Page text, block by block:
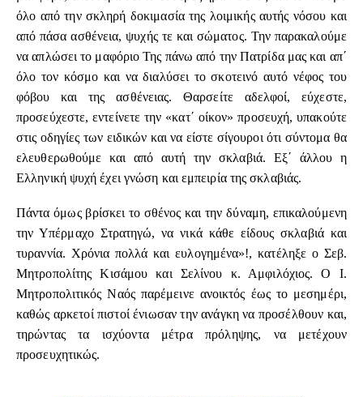
όλο από την σκληρή δοκιμασία της λοιμικής αυτής νόσου και
από πάσα ασθένεια, ψυχής τε και σώματος. Την παρακαλούμε
να απλώσει το μαφόριο Της πάνω από την Πατρίδα μας και απ΄
όλο τον κόσμο και να διαλύσει το σκοτεινό αυτό νέφος του
φόβου και της ασθένειας. Θαρσείτε αδελφοί, εύχεστε,
προσεύχεστε, εντείνετε την «κατ΄ οίκον» προσευχή, υπακούτε
στις οδηγίες των ειδικών και να είστε σίγουροι ότι σύντομα θα
ελευθερωθούμε και από αυτή την σκλαβιά. Εξ΄ άλλου η
Ελληνική ψυχή έχει γνώση και εμπειρία της σκλαβιάς.
Πάντα όμως βρίσκει το σθένος και την δύναμη, επικαλούμενη
την Υπέρμαχο Στρατηγώ, να νικά κάθε είδους σκλαβιά και
τυραννία. Χρόνια πολλά και ευλογημένα»!, κατέληξε ο Σεβ.
Μητροπολίτης Κισάμου και Σελίνου κ. Αμφιλόχιος. Ο Ι.
Μητροπολιτικός Ναός παρέμεινε ανοικτός έως το μεσημέρι,
καθώς αρκετοί πιστοί ένιωσαν την ανάγκη να προσέλθουν και,
τηρώντας τα ισχύοντα μέτρα πρόληψης, να μετέχουν
προσευχητικώς.